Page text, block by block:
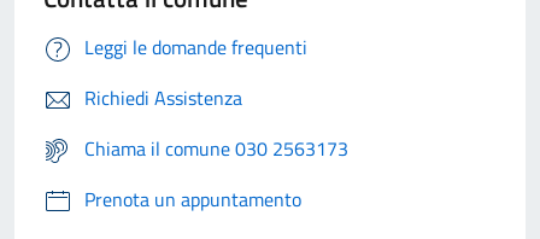
Leggi le domande frequenti
Richiedi Assistenza
Chiama il comune 030 2563173
Prenota un appuntamento